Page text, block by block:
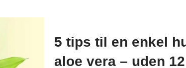
5 tips til en enkel
aloe vera – uden